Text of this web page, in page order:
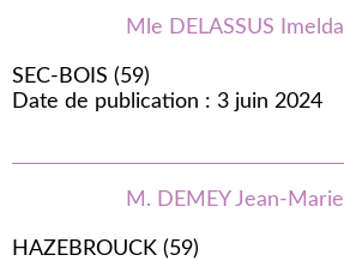
Mle DELASSUS Imelda
SEC-BOIS (59)
Date de publication : 3 juin 2024
M. DEMEY Jean-Marie
HAZEBROUCK (59)